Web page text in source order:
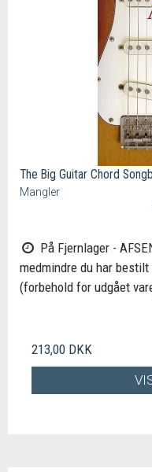
The Big Guitar Chord
Mangler
På Fjernlager -
medmindre du har
(forbehold for udgået
213,00 DKK